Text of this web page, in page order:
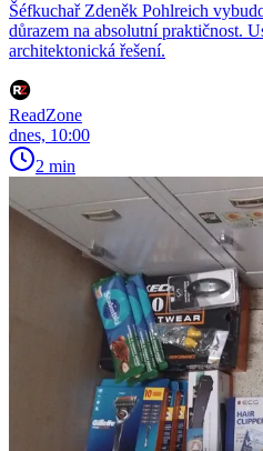
Šéfkuchař Zdeněk Pohlreich
důrazem na absolutní praktičnost.
architektonická řešení.
ReadZone
dnes, 10:00
2 min